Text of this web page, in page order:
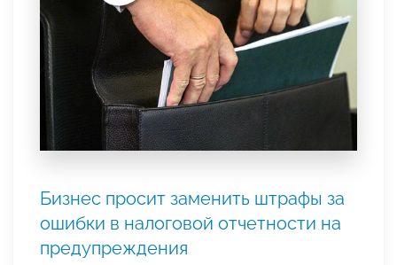
Бизнес просит заменить штрафы за
ошибки в налоговой отчетности на
предупреждения